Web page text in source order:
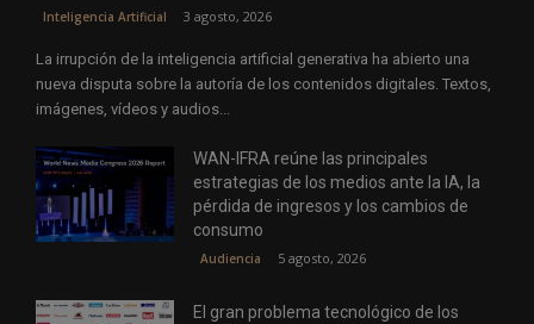
Inteligencia Artificial 3 agosto, 2026
La irrupción de la inteligencia artificial generativa ha abierto una
nueva disputa sobre la autoría de los contenidos digitales. Textos,
imágenes, vídeos y audios...
WAN-IFRA reúne las principales
estrategias de los medios ante la IA, la
pérdida de ingresos y los cambios de
consumo
Audiencia 5 agosto, 2026
El gran problema tecnológico de los